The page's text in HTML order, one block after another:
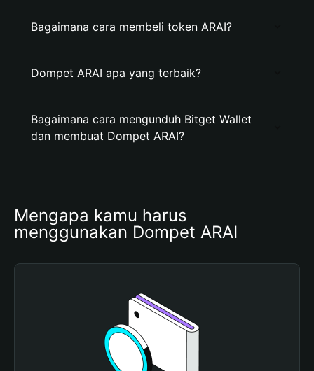
Bagaimana cara membeli token ARAI?
Dompet ARAI apa yang terbaik?
Bagaimana cara mengunduh Bitget Wallet
dan membuat Dompet ARAI?
Mengapa kamu harus
menggunakan Dompet ARAI